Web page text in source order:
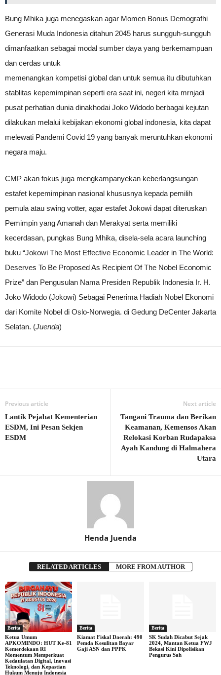
Bung Mhika juga menegaskan agar Momen Bonus Demografhi
Generasi Muda Indonesia ditahun 2045 harus sungguh-sungguh
dimanfaatkan sebagai modal sumber daya yang berkemampuan
dan cerdas untuk
memenangkan kompetisi global dan untuk semua itu dibutuhkan
stablitas kepemimpinan seperti era saat ini, negeri kita mrnjadi
pusat perhatian dunia dinakhodai Joko Widodo berbagai kejutan
dilakukan melalui kebijakan ekonomi global indonesia, kita dapat
melewati Pandemi Covid 19 yang banyak meruntuhkan ekonomi
negara maju.
CMP akan fokus juga mengkampanyekan keberlangsungan
estafet kepemimpinan nasional khususnya kepada pemilih
pemula atau swing votter, agar estafet Jokowi dapat diteruskan
Pemimpin yang Amanah dan Merakyat serta memiliki
kecerdasan, pungkas Bung Mhika, disela-sela acara launching
buku “Jokowi The Most Effective Economic Leader in The World:
Deserves To Be Proposed As Recipient Of The Nobel Economic
Prize” dan Pengusulan Nama Presiden Republik Indonesia Ir. H.
Joko Widodo (Jokowi) Sebagai Penerima Hadiah Nobel Ekonomi
dari Komite Nobel di Oslo-Norwegia. di Gedung DeCenter Jakarta
Selatan. (Juenda)
Previous article
Lantik Pejabat Kementerian
ESDM, Ini Pesan Sekjen
ESDM
Next article
Tangani Trauma dan Berikan
Keamanan, Kemensos Akan
Relokasi Korban Rudapaksa
Ayah Kandung di Halmahera
Utara
Henda Juenda
RELATED ARTICLES MORE FROM AUTHOR
Berita
Ketua Umum
APKOMINDO: HUT Ke-81
Kemerdekaan RI
Momentum Memperkuat
Kedaulatan Digital, Inovasi
Teknologi, dan Kepastian
Hukum Menuju Indonesia
Berita
Kiamat Fiskal Daerah: 490
Pemda Kesulitan Bayar
Gaji ASN dan PPPK
Berita
SK Sudah Dicabut Sejak
2024, Mantan Ketua FWJ
Bekasi Kini Dipolisikan
Pengurus Sah